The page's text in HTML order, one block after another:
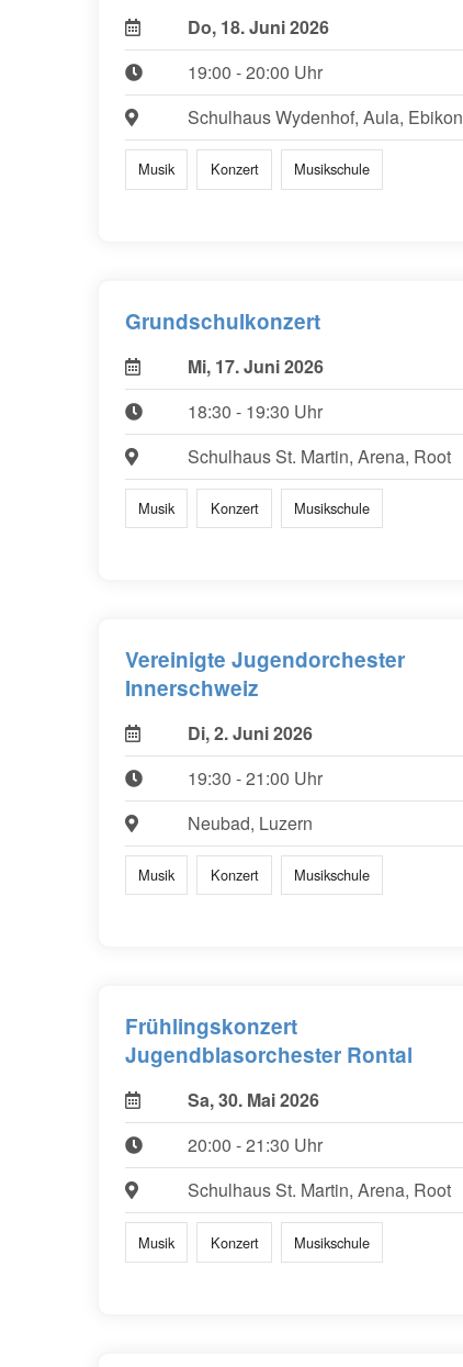
Do, 18. Juni 2026
19:00 - 20:00 Uhr
Schulhaus Wydenhof, Aula, Ebikon
Musik Konzert Musikschule
Grundschulkonzert
Mi, 17. Juni 2026
18:30 - 19:30 Uhr
Schulhaus St. Martin, Arena, Root
Musik Konzert Musikschule
Vereinigte Jugendorchester
Innerschweiz
Di, 2. Juni 2026
19:30 - 21:00 Uhr
Neubad, Luzern
Musik Konzert Musikschule
Frühlingskonzert
Jugendblasorchester Rontal
Sa, 30. Mai 2026
20:00 - 21:30 Uhr
Schulhaus St. Martin, Arena, Root
Musik Konzert Musikschule